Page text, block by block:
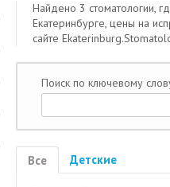
Найдено 3 стоматологии,
Екатеринбурге, цены на
сайте
Все Детские
Поиск по ключевому